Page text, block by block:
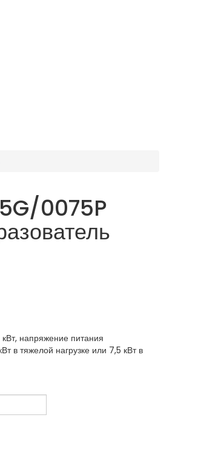
0075P
напряжение питания
в тяжелой нагрузке или 7,5 кВт в